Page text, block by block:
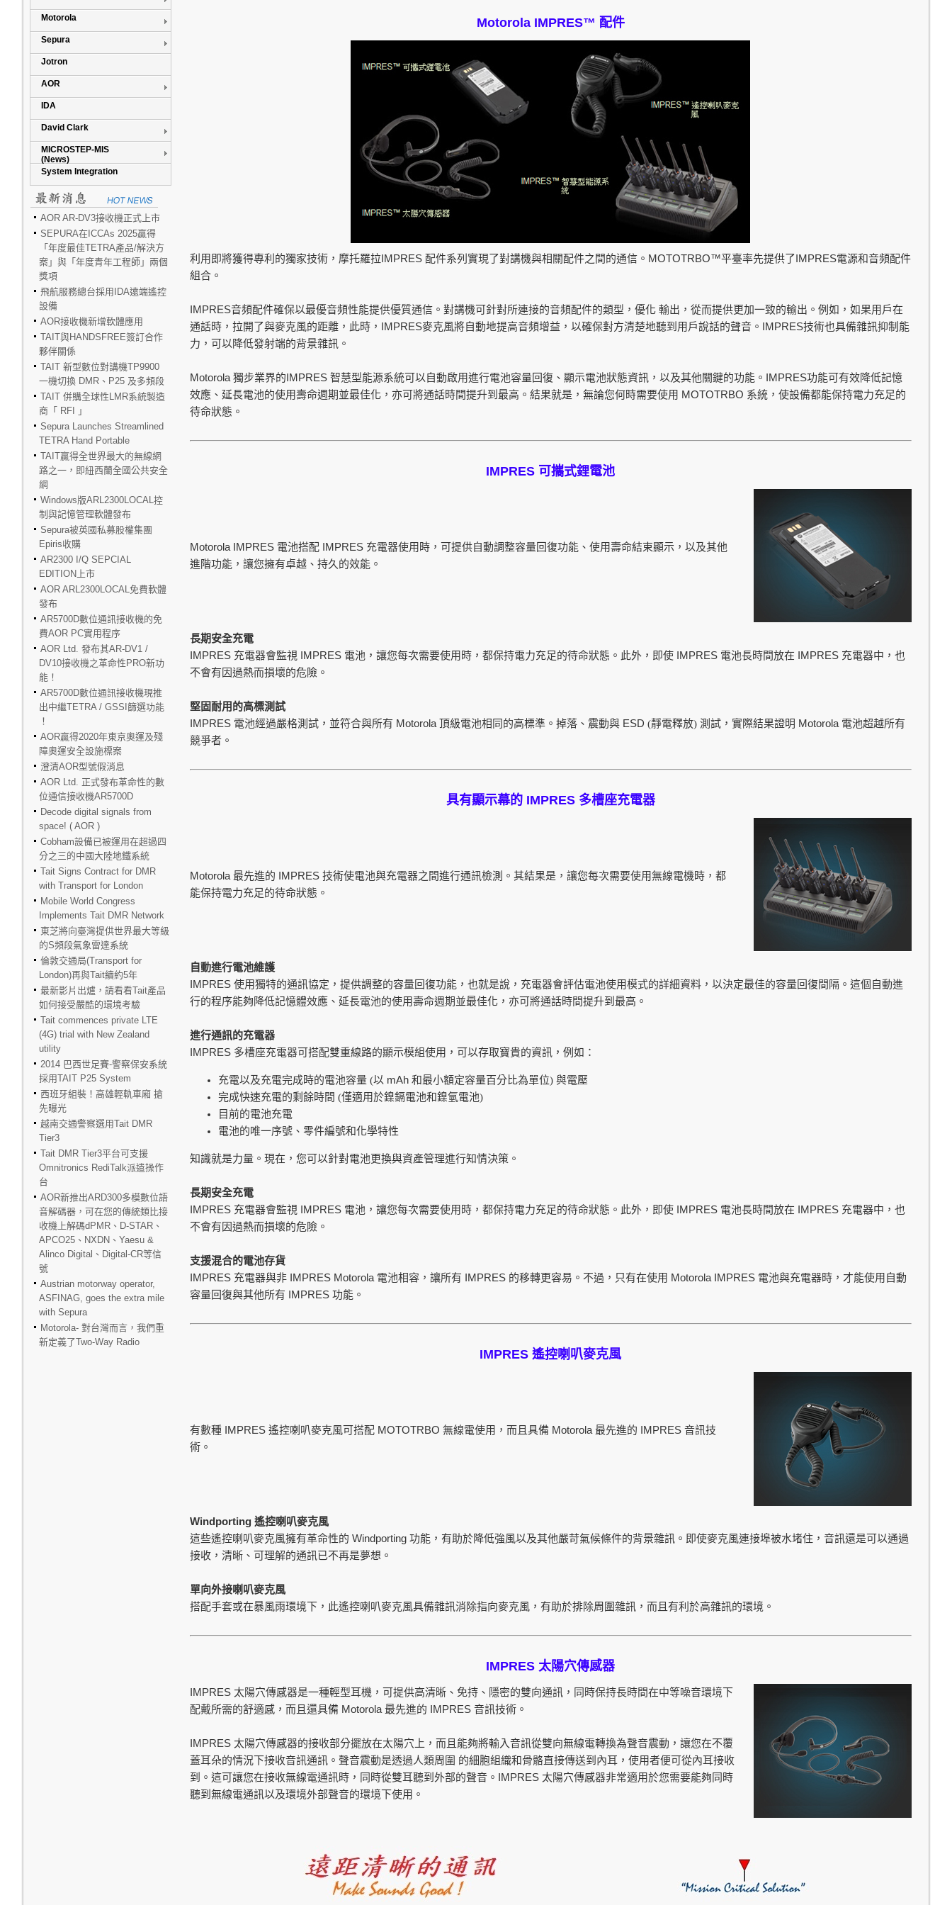
Motorola
Sepura
Jotron
AOR
IDA
David Clark
MICROSTEP-MIS
(News)
System Integration
AOR AR-DV3接收機正式上市
SEPURA在ICCAs 2025贏得
「年度最佳TETRA產品/解決方
案」與「年度青年工程師」兩個
獎項
飛航服務總台採用IDA遠端遙控
設備
AOR接收機新增軟體應用
TAIT與HANDSFREE簽訂合作
夥伴關係
TAIT 新型數位對講機TP9900
一機切換 DMR、P25 及多頻段
TAIT 併購全球性LMR系統製造
商「 RFI 」
Sepura Launches Streamlined
TETRA Hand Portable
TAIT贏得全世界最大的無線網
路之一，即紐西蘭全國公共安全
網
Windows版ARL2300LOCAL控
制與記憶管理軟體發布
Sepura被英國私募股權集團
Epiris收購
AR2300 I/Q SEPCIAL
EDITION上市
AOR ARL2300LOCAL免費軟體
發布
AR5700D數位通訊接收機的免
費AOR PC實用程序
AOR Ltd. 發布其AR-DV1 /
DV10接收機之革命性PRO新功
能！
AR5700D數位通訊接收機現推
出中繼TETRA / GSSI篩選功能
！
AOR贏得2020年東京奧運及殘
障奧運安全設施標案
澄清AOR型號假消息
AOR Ltd. 正式發布革命性的數
位通信接收機AR5700D
Decode digital signals from
space! ( AOR )
Cobham設備已被運用在超過四
分之三的中國大陸地鐵系統
Tait Signs Contract for DMR
with Transport for London
Mobile World Congress
Implements Tait DMR Network
東芝將向臺灣提供世界最大等級
的S頻段氣象雷達系統
倫敦交通局(Transport for
London)再與Tait續約5年
最新影片出爐，請看看Tait產品
如何接受嚴酷的環境考驗
Tait commences private LTE
(4G) trial with New Zealand
utility
2014 巴西世足賽-警察保安系統
採用TAIT P25 System
西班牙組裝！高雄輕軌車廂 搶
先曝光
越南交通警察選用Tait DMR
Tier3
Tait DMR Tier3平台可支援
Omnitronics RediTalk派遣操作
台
AOR新推出ARD300多模數位語
音解碼器，可在您的傳統類比接
收機上解碼dPMR、D-STAR、
APCO25、NXDN、Yaesu &
Alinco Digital、Digital-CR等信
號
Austrian motorway operator,
ASFINAG, goes the extra mile
with Sepura
Motorola- 對台灣而言，我們重
新定義了Two-Way Radio
Motorola IMPRES™ 配件
利用即將獲得專利的獨家技術，摩托羅拉IMPRES 配件系列實現了對講機與相關配件之間的通信。 MOTOTRBO™平臺率先提供了IMPRES電源和音頻配件
組合。
IMPRES音頻配件確保以最優音頻性能提供優質通信。對講機可針對所連接的音頻配件的類型，優化 輸出，從而提供更加一致的輸出。例如，如果用戶在
通話時，拉開了與麥克風的距離，此時， IMPRES麥克風將自動地提高音頻增益，以確保對方清楚地聽到用戶說話的聲音。 IMPRES技術也具備雜訊抑制能
力，可以降低發射端的背景雜訊。
Motorola獨步業界的IMPRES智慧型能源系統可以自動啟用進行電池容量回復、顯示電池狀態資訊，以及其他關鍵的功能。 IMPRES功能可有效降低記憶
效應、延長電池的使用壽命週期並最佳化，亦可將通話時間提升到最高。結果就是，無論您何時需要使用 MOTOTRBO 系統，使設備都能保持電力充足的
待命狀態。
IMPRES 可攜式鋰電池
Motorola IMPRES 電池搭配 IMPRES充電器使用時，可提供自動調整容量回復功能、使用壽命結束顯示，以及其他
進階功能，讓您擁有卓越、持久的效能。
長期安全充電
IMPRES 充電器會監視 IMPRES 電池，讓您每次需要使用時，都保持電力充足的待命狀態。此外，即使 IMPRES 電池長時間放在 IMPRES充電器中，也
不會有因過熱而損壞的危險。
堅固耐用的高標測試
IMPRES 電池經過嚴格測試，並符合與所有 Motorola頂級電池相同的高標準。掉落、震動與ESD (靜電釋放) 測試，實際結果證明 Motorola 電池超越所有
競爭者。
具有顯示幕的 IMPRES多槽座充電器
Motorola 最先進的 IMPRES技術使電池與充電器之間進行通訊檢測。其結果是，讓您每次需要使用無線電機時，都
能保持電力充足的待命狀態。
自動進行電池維護
IMPRES使用獨特的通訊協定，提供調整的容量回復功能，也就是說，充電器會評估電池使用模式的詳細資料，以決定最佳的容量回復間隔。這個自動進
行的程序能夠降低記憶體效應、延長電池的使用壽命週期並最佳化，亦可將通話時間提升到最高。
進行通訊的充電器
IMPRES 多槽座充電器可搭配雙重線路的顯示模組使用，可以存取寶貴的資訊，例如：
充電以及充電完成時的電池容量 (以 mAh和最小額定容量百分比為單位) 與電壓
完成快速充電的剩餘時間 (僅適用於鎳鎘電池和鎳氫電池)
目前的電池充電
電池的唯一序號、零件編號和化學特性
知識就是力量。現在，您可以針對電池更換與資產管理進行知情決策。
長期安全充電
IMPRES 充電器會監視 IMPRES 電池，讓您每次需要使用時，都保持電力充足的待命狀態。此外，即使IMPRES 電池長時間放在 IMPRES 充電器中，也
不會有因過熱而損壞的危險。
支援混合的電池存貨
IMPRES 充電器與非 IMPRES Motorola 電池相容，讓所有 IMPRES的移轉更容易。不過，只有在使用 Motorola IMPRES 電池與充電器時，才能使用自動
容量回復與其他所有 IMPRES 功能。
IMPRES 遙控喇叭麥克風
有數種 IMPRES遙控喇叭麥克風可搭配 MOTOTRBO 無線電使用，而且具備 Motorola最先進的 IMPRES音訊技
術。
Windporting 遙控喇叭麥克風
這些遙控喇叭麥克風擁有革命性的 Windporting功能，有助於降低強風以及其他嚴苛氣候條件的背景雜訊。即使麥克風連接埠被水堵住，音訊還是可以通過
接收，清晰、可理解的通訊已不再是夢想。
單向外接喇叭麥克風
搭配手套或在暴風雨環境下，此遙控喇叭麥克風具備雜訊消除指向麥克風，有助於排除周圍雜訊，而且有利於高雜訊的環境。
IMPRES 太陽穴傳感器
IMPRES太陽穴傳感器是一種輕型耳機，可提供高清晰、免持、隱密的雙向通訊，同時保持長時間在中等噪音環境下
配戴所需的舒適感，而且還具備 Motorola 最先進的 IMPRES音訊技術。
IMPRES 太陽穴傳感器的接收部分擺放在太陽穴上，而且能夠將輸入音訊從雙向無線電轉換為聲音震動，讓您在不覆
蓋耳朵的情況下接收音訊通訊。聲音震動是透過人類周圍 的細胞組織和骨骼直接傳送到內耳，使用者便可從內耳接收
到。這可讓您在接收無線電通訊時，同時從雙耳聽到外部的聲音。 IMPRES 太陽穴傳感器非常適用於您需要能夠同時
聽到無線電通訊以及環境外部聲音的環境下使用。